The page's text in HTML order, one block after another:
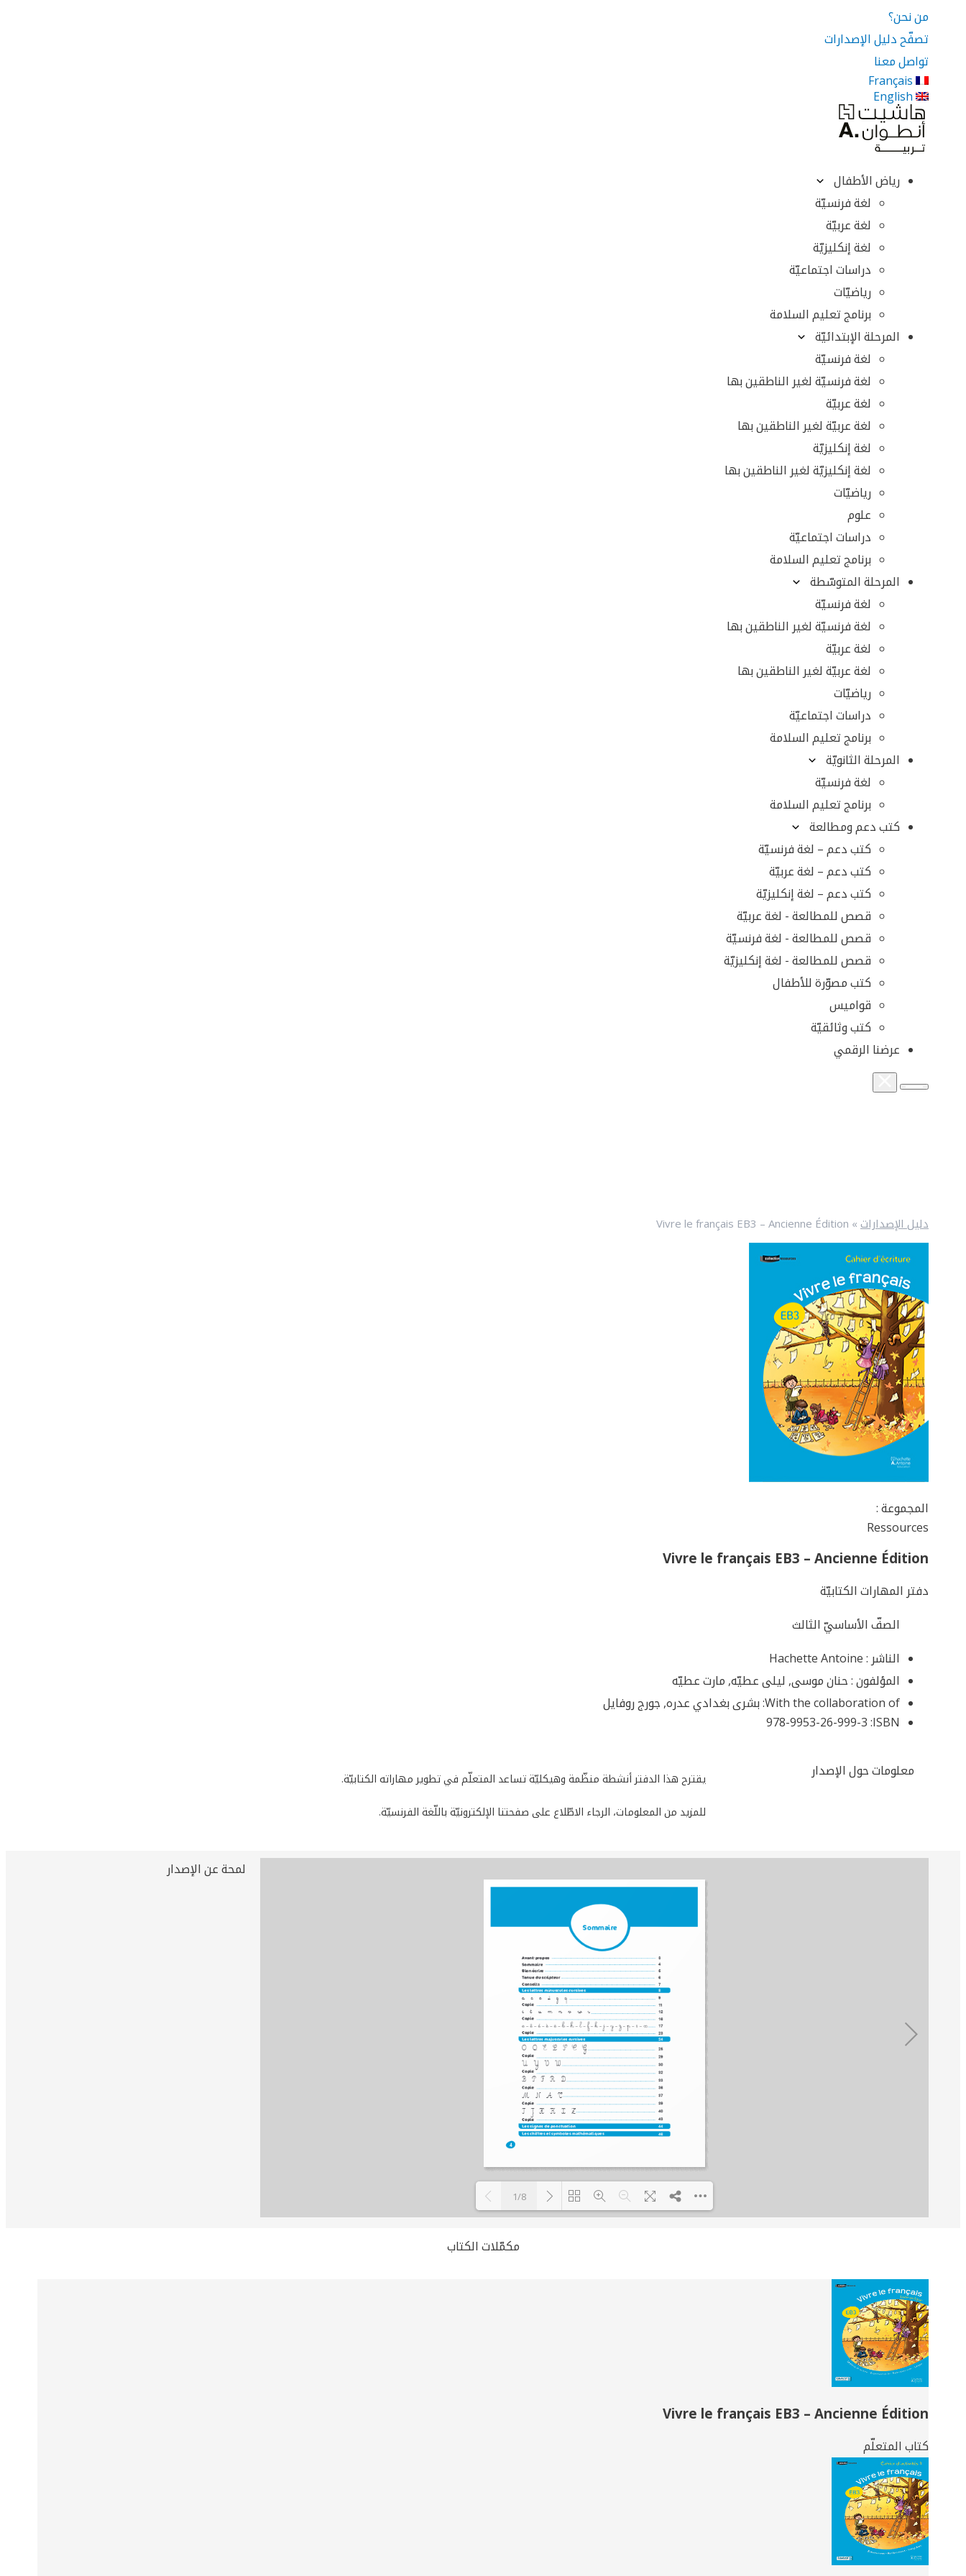
من نحن؟
تصفّح دليل الإصدارات
تواصل معنا
Français
English
رياض الأطفال
لغة فرنسيّة
لغة عربيّة
لغة إنكليزيّة
دراسات اجتماعيّة
رياضيّات
برنامج تعليم السلامة
المرحلة الإبتدائيّة
لغة فرنسيّة
لغة فرنسيّة لغير الناطقين بها
لغة عربيّة
لغة عربيّة لغير الناطقين بها
لغة إنكليزيّة
لغة إنكليزيّة لغير الناطقين بها
رياضيّات
علوم
دراسات اجتماعيّة
برنامج تعليم السلامة
المرحلة المتوسّطة
لغة فرنسيّة
لغة فرنسيّة لغير الناطقين بها
لغة عربيّة
لغة عربيّة لغير الناطقين بها
رياضيّات
دراسات اجتماعيّة
برنامج تعليم السلامة
المرحلة الثانويّة
لغة فرنسيّة
برنامج تعليم السلامة
كتب دعم ومطالعة
كتب دعم – لغة فرنسيّة
كتب دعم – لغة عربيّة
كتب دعم – لغة إنكليزيّة
قصص للمطالعة - لغة عربيّة
قصص للمطالعة - لغة فرنسيّة
قصص للمطالعة - لغة إنكليزيّة
كتب مصوّرة للأطفال
قواميس
كتب وثائقيّة
عرضنا الرقمي
دليل الإصدارات »
Vivre le français EB3 – Ancienne Édition
المجموعة :
Ressources
Vivre le français EB3 – Ancienne Édition
دفتر المهارات الكتابيّة
الصفّ الأساسيّ الثالث
الناشر : Hachette Antoine
المؤلفون : حنان موسى, ليلى عطيّه, مارت عطيّه
With the collaboration of: بشرى بغدادي عدره, جورج روفايل
ISBN:
978-9953-26-999-3
معلومات حول الإصدار
يقترح هذا الدفتر أنشطة منظّمة وهيكليّة تساعد المتعلّم في تطوير مهاراته الكتابيّة.
للمزيد من المعلومات، الرجاء الاطّلاع على صفحتنا الإلكترونيّة باللّغة الفرنسيّة.
1/8
لمحة عن الإصدار
مكمّلات الكتاب
Related
Books
Vivre le français EB3 – Ancienne Édition
كتاب المتعلّم